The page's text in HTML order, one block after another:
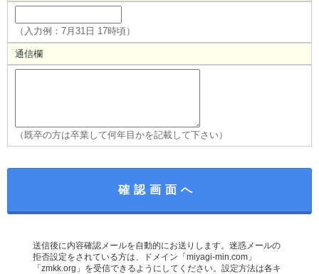
（入力例：7月31日 17時頃）
通信欄
（既卒の方は卒業して何年目かを記載して下さい）
送信後に内容確認メールを自動的にお送りします。迷惑メールの
拒否設定をされている方は、ドメイン「miyagi-min.com」
「zmkk.org」を受信できるようにしてください。設定方法は各キ